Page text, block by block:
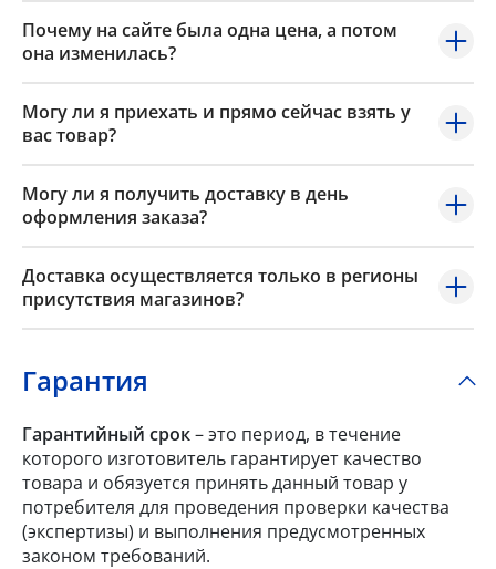
Почему на сайте была одна цена, а потом
она изменилась?
Могу ли я приехать и прямо сейчас взять у
вас товар?
Могу ли я получить доставку в день
оформления заказа?
Доставка осуществляется только в регионы
присутствия магазинов?
Гарантия
Гарантийный срок– это период, в течение
которого изготовитель гарантирует качество
товара и обязуется принять данный товар у
потребителя для проведения проверки качества
(экспертизы) и выполнения предусмотренных
законом требований.